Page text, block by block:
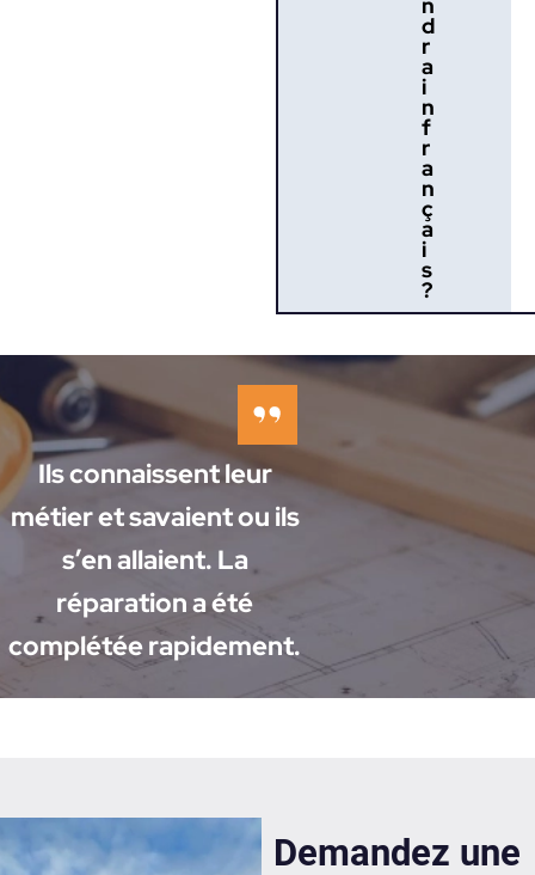
n
d
r
a
i
n
f
r
a
n
ç
a
i
s
?
Ils connaissent leur
métier et savaient ou ils
s’en allaient. La
réparation a été
complétée rapidement.
Demandez une